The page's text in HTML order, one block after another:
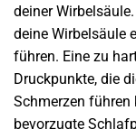
deiner
deine Wirbelsäule
führen. Eine zu
Druckpunkte, die
Schmerzen führen
bevorzugte